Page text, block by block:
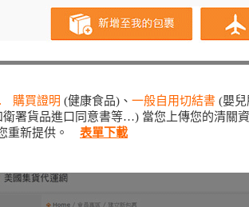
購買證明 (健康食品)、 一般自用切結書 (嬰兒
衛署貨品進口同意書等…) 當您上傳您的清關
重新提供。
表單下載